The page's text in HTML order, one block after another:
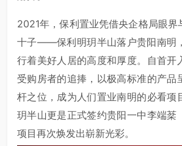
2021年，保利置业凭借央企格局眼界
十子——保利明玥半山落户贵阳南明
行着美好人居的高度和厚度。自首开
受购房者的追捧，以极高标准的产品
杆之位，成为人们置业南明的必看项
玥半山更是正式签约贵阳一中李端棻
项目再次焕发出崭新光彩。